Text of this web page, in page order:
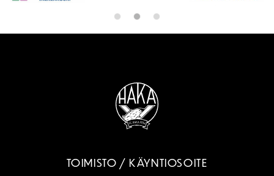
TOIMISTO / KÄYNTIOSOITE